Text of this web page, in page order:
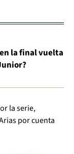
la final vuelta
la serie,
por cuenta